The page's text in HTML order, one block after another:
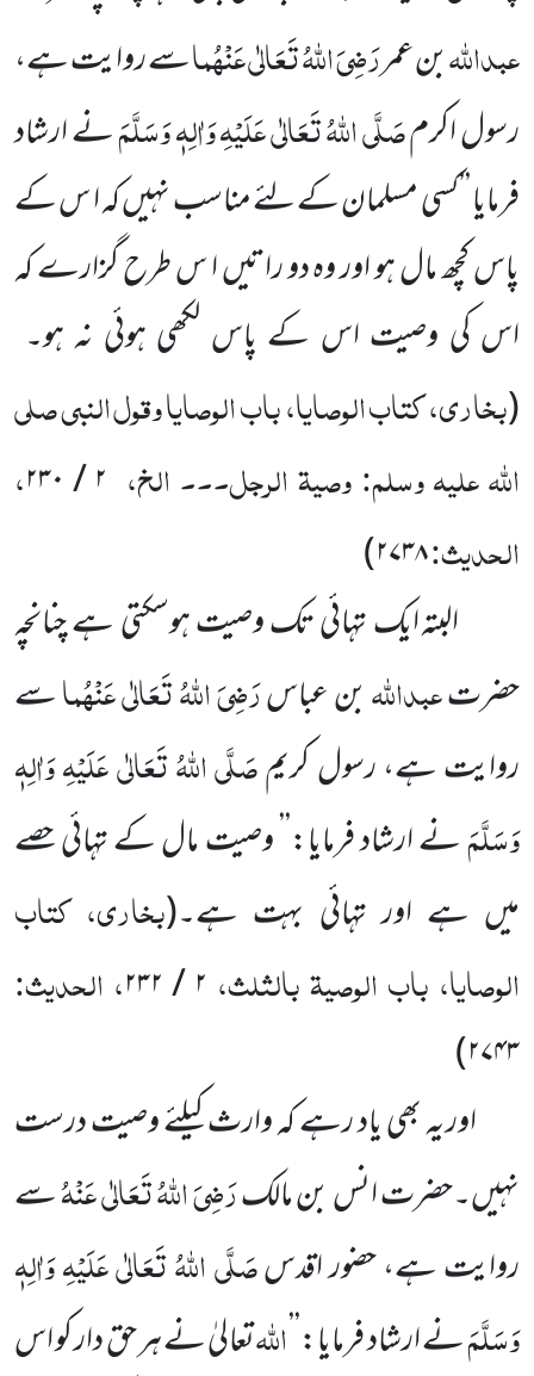
عبداللہبن عمررَضِیَ اللہُ تَعَالٰی عَنْہُماسے روایت ہے،
رسول اکرمصَلَّی اللہُ تَعَالٰی عَلَیْہِ وَاٰلِہٖ وَسَلَّمَنے ارشاد
فرمایا ’’کسی مسلمانکے لئے مناسب نہیں کہ ا س کے
پاس کچھ مال ہو اور وہ دو راتیں ا س طرح گزارے کہ
اس کی وصیت اس کے پاس لکھی ہوئی نہ ہو۔
(بخاری، کتاب الوصایا، باب الوصایا وقول النبی صلی
اللہ علیہ وسلم: وصیۃ الرجل۔۔۔ الخ، ۲/۲۳۰،
الحدیث:۲۷۳۸)
البتہ ایک تہائی تک وصیت ہوسکتی ہے چنانچہ
حضرتعبداللہبن عباسرَضِیَ اللہُ تَعَالٰی عَنْہُماسے
روایت ہے، رسول کریمصَلَّی اللہُ تَعَالٰی عَلَیْہِ وَاٰلِہٖ
وَسَلَّمَنے ارشاد فرمایا:’’ وصیت مال کے تہائی حصے
میں ہے اور تہائی بہت ہے۔(بخاری، کتاب
الوصایا، باب الوصیۃ بالثلث، ۲/۲۳۲، الحدیث:
۲۷۴۳)
اور یہ بھی یاد رہے کہ وارث کیلئے وصیت درست
نہیں۔حضرت انس بن مالکرَضِیَ اللہُ تَعَالٰی عَنْہُسے
روایت ہے، حضور اقدسصَلَّی اللہُ تَعَالٰی عَلَیْہِ وَاٰلِہٖ
وَسَلَّمَنے ارشاد فرمایا:’’اللہتعالیٰ نے ہر حق دار کو اس